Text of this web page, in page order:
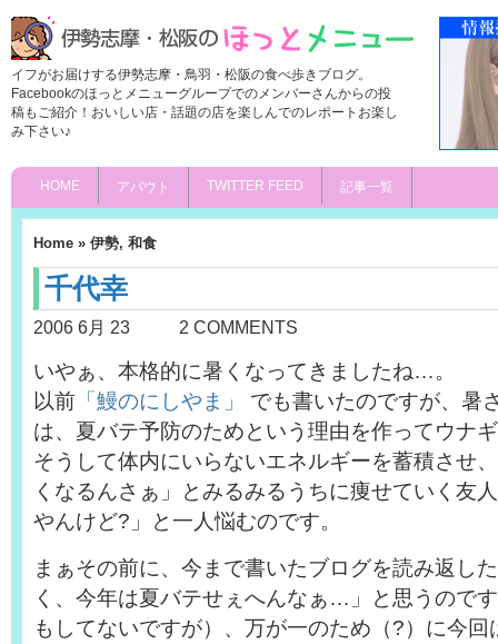
イフがお届けする伊勢志摩・鳥羽・松阪の食べ歩きブログ。
Facebookのほっとメニューグループでのメンバーさんからの投
稿もご紹介！おいしい店・話題の店を楽しんでのレポートお楽し
み下さい♪
HOME アバウト TWITTER FEED 記事一覧
Home » 伊勢, 和食
千代幸
2006 6月 23 2 COMMENTS
いやぁ、本格的に暑くなってきましたね…。
以前 「鰻のにしやま」 でも書いたのですが、暑
は、夏バテ予防のためという理由を作ってウナ
そうして体内にいらないエネルギーを蓄積させ
くなるんさぁ」とみるみるうちに痩せていく友
やんけど?」と一人悩むのです。
まぁその前に、今まで書いたブログを読み返し
く、今年は夏バテせぇへんなぁ…」と思うので
もしてないですが）、万が一のため（?）に今